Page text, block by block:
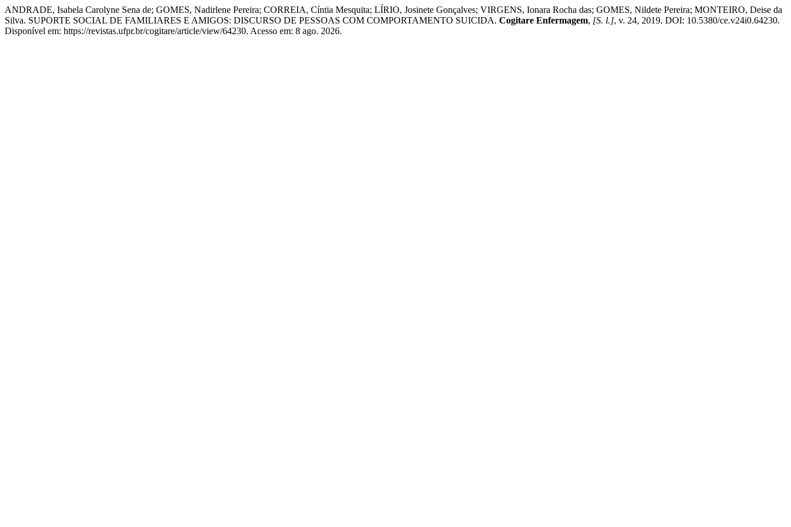
ANDRADE, Isabela Carolyne Sena de; GOMES, Nadirlene Pereira; CORREIA, Cíntia Mesquita; LÍRIO, Josinete Gonçalves; VIRGENS, Ionara Rocha das; GOMES, Nildete Pereira; MONTEIRO, Deise da
Silva. SUPORTE SOCIAL DE FAMILIARES E AMIGOS: DISCURSO DE PESSOAS COM COMPORTAMENTO SUICIDA. Cogitare Enfermagem, [S. l.], v. 24, 2019. DOI: 10.5380/ce.v24i0.64230.
Disponível em: https://revistas.ufpr.br/cogitare/article/view/64230. Acesso em: 8 ago. 2026.